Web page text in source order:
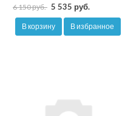
6 150 руб. 5 535 руб.
В корзину В избранное